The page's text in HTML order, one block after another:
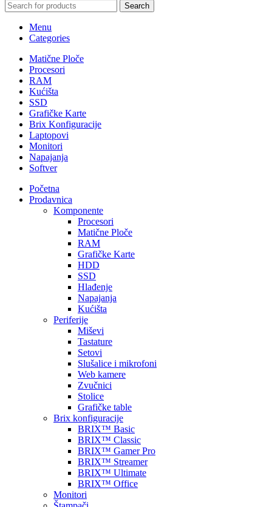
Search
Menu
Categories
Matične Ploče
Procesori
RAM
Kućišta
SSD
Grafičke Karte
Brix Konfiguracije
Laptopovi
Monitori
Napajanja
Softver
Početna
Prodavnica
Komponente
Procesori
Matične Ploče
RAM
Grafičke Karte
HDD
SSD
Hlađenje
Napajanja
Kućišta
Periferije
Miševi
Tastature
Setovi
Slušalice i mikrofoni
Web kamere
Zvučnici
Stolice
Grafičke table
Brix konfiguracije
BRIX™ Basic
BRIX™ Classic
BRIX™ Gamer Pro
BRIX™ Streamer
BRIX™ Ultimate
BRIX™ Office
Monitori